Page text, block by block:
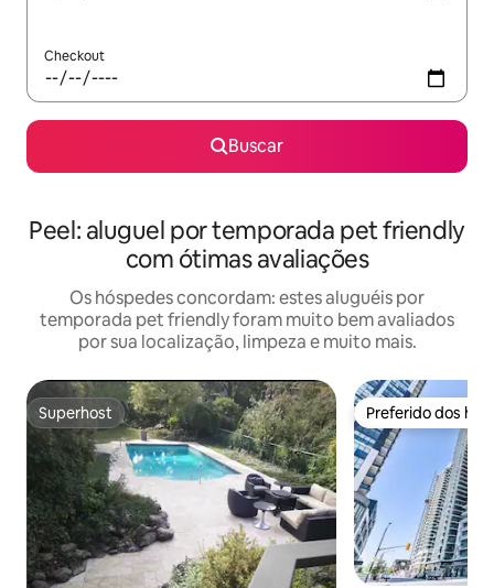
Checkout
Buscar
Peel: aluguel por temporada pet friendly
com ótimas avaliações
Os hóspedes concordam: estes aluguéis por
temporada pet friendly foram muito bem avaliados
por sua localização, limpeza e muito mais.
Superhost
Superhost Preferido dos
Preferido dos